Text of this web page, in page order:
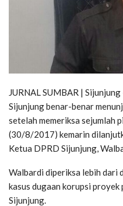
JURNAL SUMBAR |
Sijunjung benar-benar
setelah memeriksa sejumlah
(30/8/2017) kemarin
Ketua DPRD Sijunjung,
Walbardi diperiksa lebih dari
kasus dugaan korupsi
Sijunjung.